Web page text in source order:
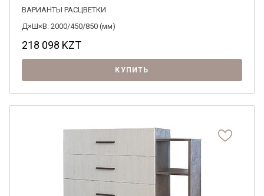
ВАРИАНТЫ РАСЦВЕТКИ
Д×Ш×В: 2000/450/850 (мм)
218 098 KZT
КУПИТЬ